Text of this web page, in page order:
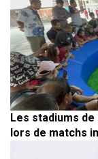
Les stadiums
lors de matchs